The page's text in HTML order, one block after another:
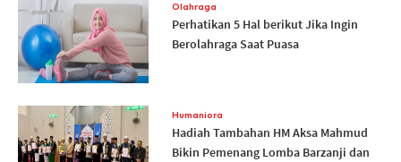
Olahraga
Perhatikan 5 Hal berikut Jika Ingin
Berolahraga Saat Puasa
Humaniora
Hadiah Tambahan HM Aksa Mahmud
Bikin Pemenang Lomba Barzanji dan